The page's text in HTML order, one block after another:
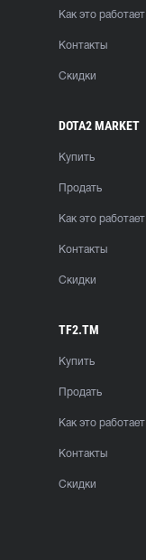
Как это работает
Контакты
Скидки
DOTA2 MARKET
Купить
Продать
Как это работает
Контакты
Скидки
TF2.TM
Купить
Продать
Как это работает
Контакты
Скидки